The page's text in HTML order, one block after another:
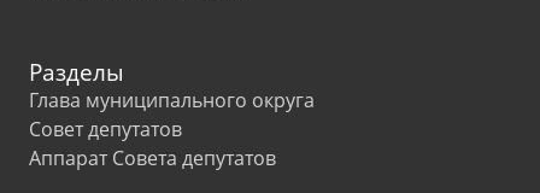
Разделы
Глава муниципального округа
Совет депутатов
Аппарат Совета депутатов